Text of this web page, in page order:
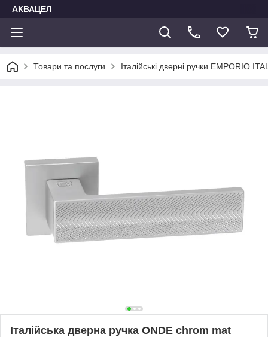
АКВАЦЕЛ
Товари та послуги Італійські дверні ручки EMPORIO
Італійська дверна ручка ONDE chrom mat